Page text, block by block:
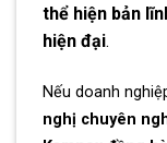
thể hiện bản
hiện đại.
Nếu doanh
nghị chuyên